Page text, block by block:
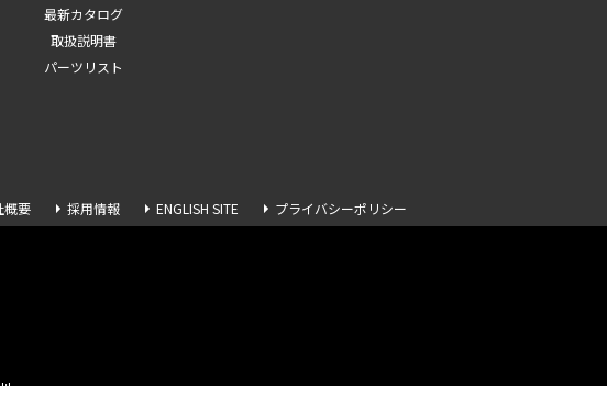
最新カタログ
取扱説明書
パーツリスト
概要 採用情報 ENGLISH SITE プライバシーポリシー